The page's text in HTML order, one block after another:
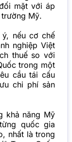
mặt với áp
Mỹ.
nếu cơ chế
nghiệp Việt
thuế so với
trong một
cầu tái cấu
chi phí sản
khả năng Mỹ
quốc gia
nhất là trong